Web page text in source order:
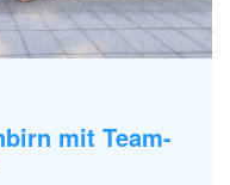
mit Team-